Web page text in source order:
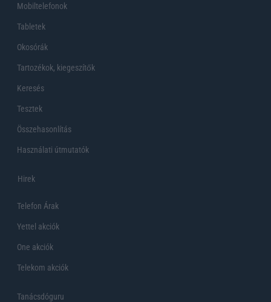
Mobiltelefonok
Tabletek
Okosórák
Tartozékok, kiegeszítők
Keresés
Tesztek
Összehasonlítás
Használati útmutatók
Hirek
Telefon Árak
Yettel akciók
One akciók
Telekom akciók
Tanácsdóguru